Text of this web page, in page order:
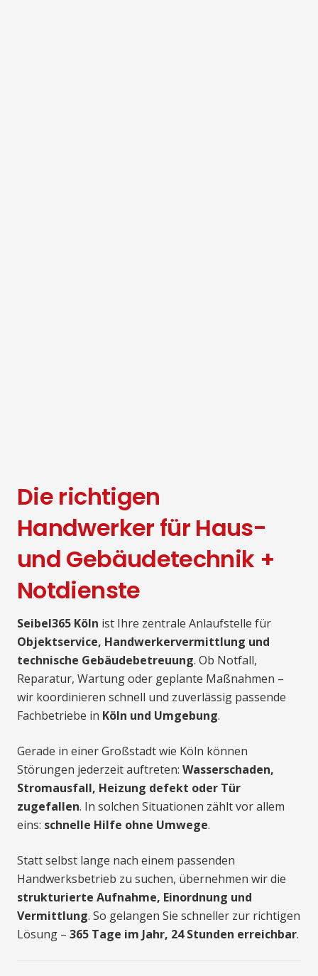
Die richtigen
Handwerker für Haus-
und Gebäudetechnik +
Notdienste
Seibel365 Köln ist Ihre zentrale Anlaufstelle für
Objektservice, Handwerkervermittlung und
technische Gebäudebetreuung. Ob Notfall,
Reparatur, Wartung oder geplante Maßnahmen –
wir koordinieren schnell und zuverlässig passende
Fachbetriebe in Köln und Umgebung.
Gerade in einer Großstadt wie Köln können
Störungen jederzeit auftreten: Wasserschaden,
Stromausfall, Heizung defekt oder Tür
zugefallen. In solchen Situationen zählt vor allem
eins: schnelle Hilfe ohne Umwege.
Statt selbst lange nach einem passenden
Handwerksbetrieb zu suchen, übernehmen wir die
strukturierte Aufnahme, Einordnung und
Vermittlung. So gelangen Sie schneller zur richtigen
Lösung – 365 Tage im Jahr, 24 Stunden erreichbar.